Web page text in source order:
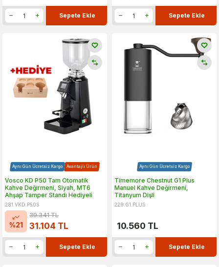
Sepete Ekle Sepete Ekle
Aynı Gün Ücretsiz Kargo Avantajlı Ürün
Vosco KD P50 Tam Otomatik
Kahve Değirmeni, Siyah, MT6
Ahşap Tamper Standı Hediyeli
281.VKD.P50S
%21
39.341TL
31.104 TL
Sepete Ekle
Aynı Gün Ücretsiz Kargo
Timemore Chestnut G1 Plus
Manuel Kahve Değirmeni,
Titanyum Dişli
229.G1.PLUS
10.560 TL
Sepete Ekle